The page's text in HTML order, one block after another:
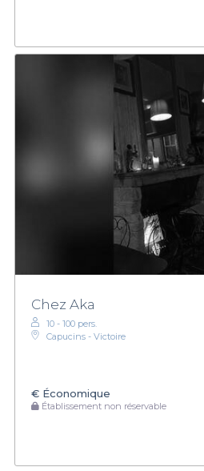
Chez Aka
10 - 100 pers.
Capucins - Victoire
€ Économique
Établissement non réservable